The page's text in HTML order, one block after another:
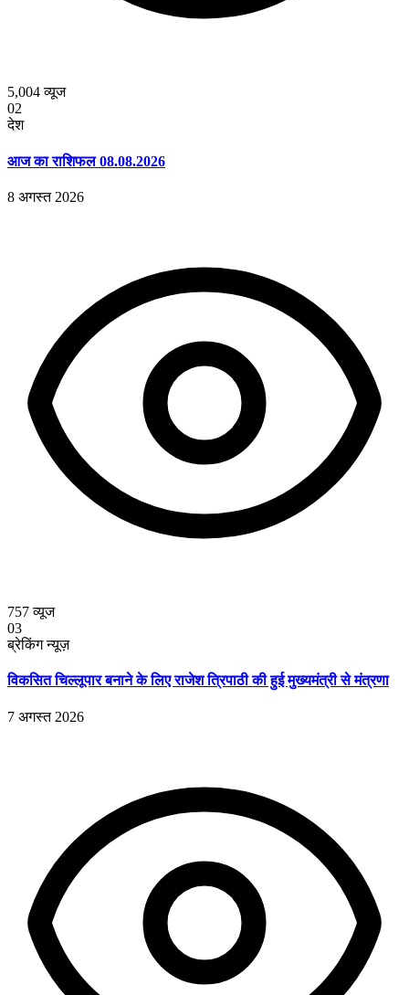
5,004व्यूज
02
देश
आज का राशिफल 08.08.2026
8 अगस्त 2026
757व्यूज
03
ब्रेकिंग न्यूज़
विकसित चिल्लूपार बनाने के लिए राजेश त्रिपाठी की हुई मुख्यमंत्री से मंत्रणा
7 अगस्त 2026